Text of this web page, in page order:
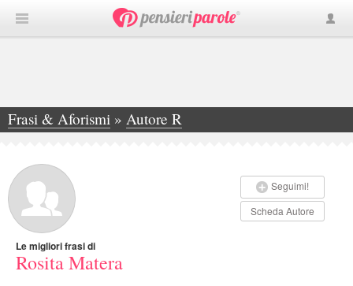
Frasi & Aforismi » Autore R
»Rosita Matera
Seguimi!
Scheda Autore
Le migliori frasi di
Rosita Matera